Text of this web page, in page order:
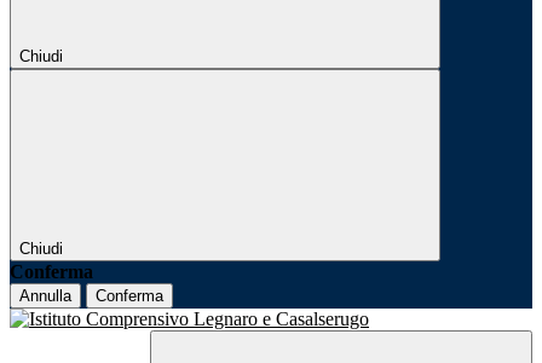
Chiudi
Chiudi
Conferma
Annulla Conferma